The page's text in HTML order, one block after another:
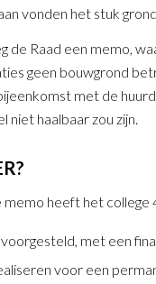
vonden het stuk
de Raad een memo,
geen bouwgrond
met de
niet haalbaar zou zijn.
heeft het college
voorgesteld, met een
voor een